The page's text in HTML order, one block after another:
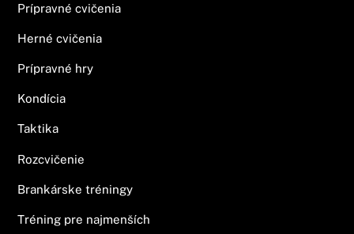
Prípravné cvičenia
Herné cvičenia
Prípravné hry
Kondícia
Taktika
Rozcvičenie
Brankárske tréningy
Tréning pre najmenších